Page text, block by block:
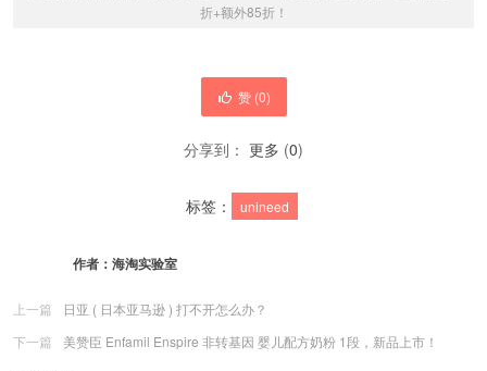
折+额外85折！
赞 (0)
分享到： 更多 (0)
标签： unineed
作者： 海淘实验室
上一篇
日亚 ( 日本亚马逊 ) 打不开怎么办？
下一篇
美赞臣 Enfamil Enspire 非转基因 婴儿配方奶粉 1段，新品上市！